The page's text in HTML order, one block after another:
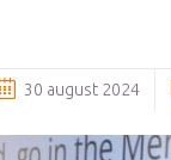
30 august 2024